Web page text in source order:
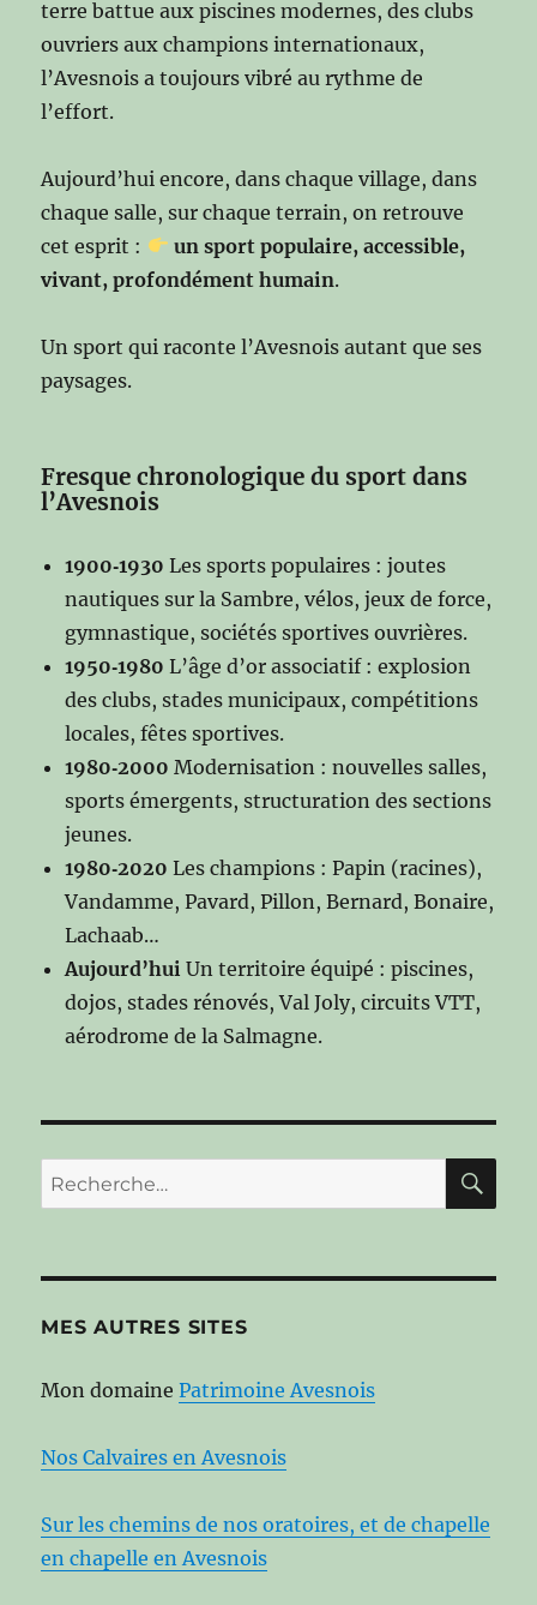
terre battue aux piscines modernes, des clubs
ouvriers aux champions internationaux,
l’Avesnois a toujours vibré au rythme de
l’effort.
Aujourd’hui encore, dans chaque village, dans
chaque salle, sur chaque terrain, on retrouve
cet esprit :
un sport populaire, accessible,
vivant, profondément humain.
Un sport qui raconte l’Avesnois autant que ses
paysages.
Fresque chronologique du sport dans
l’Avesnois
1900‑1930 Les sports populaires : joutes
nautiques sur la Sambre, vélos, jeux de force,
gymnastique, sociétés sportives ouvrières.
1950‑1980 L’âge d’or associatif : explosion
des clubs, stades municipaux, compétitions
locales, fêtes sportives.
1980‑2000 Modernisation : nouvelles salles,
sports émergents, structuration des sections
jeunes.
1980‑2020 Les champions : Papin (racines),
Vandamme, Pavard, Pillon, Bernard, Bonaire,
Lachaab…
Aujourd’hui Un territoire équipé : piscines,
dojos, stades rénovés, Val Joly, circuits VTT,
aérodrome de la Salmagne.
Recherche
pour :
MES AUTRES SITES
Mon domainePatrimoine Avesnois
Nos Calvaires en Avesnois
Sur les chemins de nos oratoires, et de chapelle
en chapelle en Avesnois